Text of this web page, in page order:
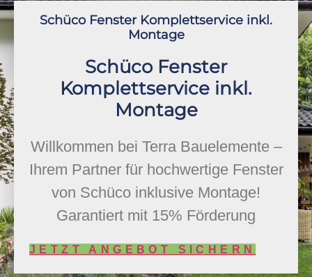
Schüco Fenster Komplettservice inkl.
Montage
Schüco Fenster
Komplettservice inkl.
Montage
Willkommen bei Terra Bauelemente –
Ihrem Partner für hochwertige Fenster
von Schüco inklusive Montage!
Garantiert mit 15% Förderung
JETZT ANGEBOT SICHERN